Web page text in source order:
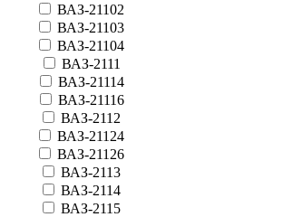
ВАЗ-21102
ВАЗ-21103
ВАЗ-21104
ВАЗ-2111
ВАЗ-21114
ВАЗ-21116
ВАЗ-2112
ВАЗ-21124
ВАЗ-21126
ВАЗ-2113
ВАЗ-2114
ВАЗ-2115